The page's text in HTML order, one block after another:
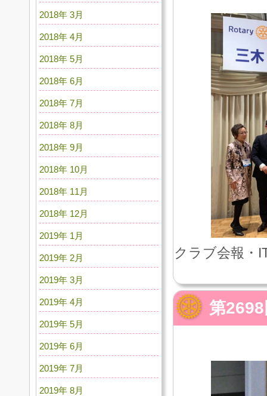
クラブ会報・
第
2018年 3月
2018年 4月
2018年 5月
2018年 6月
2018年 7月
2018年 8月
2018年 9月
2018年 10月
2018年 11月
2018年 12月
2019年 1月
2019年 2月
2019年 3月
2019年 4月
2019年 5月
2019年 6月
2019年 7月
2019年 8月